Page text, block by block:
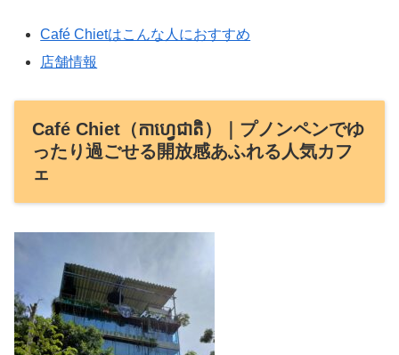
Café Chietはこんな人におすすめ
店舗情報
Café Chiet（កាហ្វេជាតិ）｜プノンペンでゆ
ったり過ごせる開放感あふれる人気カフ
ェ